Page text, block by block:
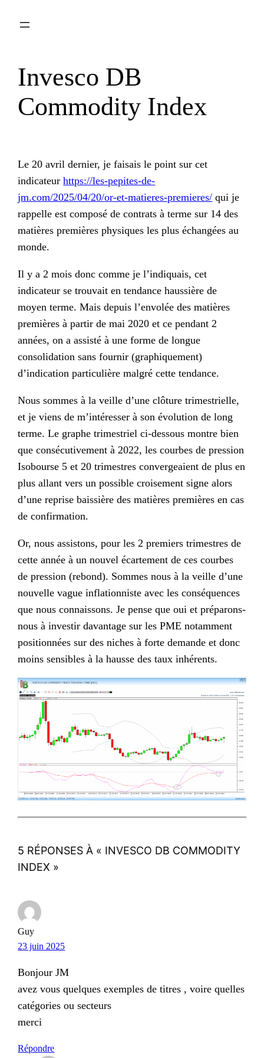
Invesco DB
Commodity Index
Le 20 avril dernier, je faisais le point sur cet
indicateurhttps://les-pepites-de-
jm.com/2025/04/20/or-et-matieres-premieres/ qui je
rappelle est composé de contrats à terme sur 14 des
matières premières physiques les plus échangées au
monde.
Il y a 2 mois donc comme je l’indiquais, cet
indicateur se trouvait en tendance haussière de
moyen terme. Mais depuis l’envolée des matières
premières à partir de mai 2020 et ce pendant 2
années, on a assisté à une forme de longue
consolidation sans fournir (graphiquement)
d’indication particulière malgré cette tendance.
Nous sommes à la veille d’une clôture trimestrielle,
et je viens de m’intéresser à son évolution de long
terme. Le graphe trimestriel ci-dessous montre bien
que consécutivement à 2022, les courbes de pression
Isobourse 5 et 20 trimestres convergeaient de plus en
plus allant vers un possible croisement signe alors
d’une reprise baissière des matières premières en cas
de confirmation.
Or, nous assistons, pour les 2 premiers trimestres de
cette année à un nouvel écartement de ces courbes
de pression (rebond). Sommes nous à la veille d’une
nouvelle vague inflationniste avec les conséquences
que nous connaissons. Je pense que oui et préparons-
nous à investir davantage sur les PME notamment
positionnées sur des niches à forte demande et donc
moins sensibles à la hausse des taux inhérents.
5 RÉPONSES À « INVESCO DB COMMODITY
INDEX »
Guy
23 juin 2025
Bonjour JM
avez vous quelques exemples de titres , voire quelles
catégories ou secteurs
merci
Répondre